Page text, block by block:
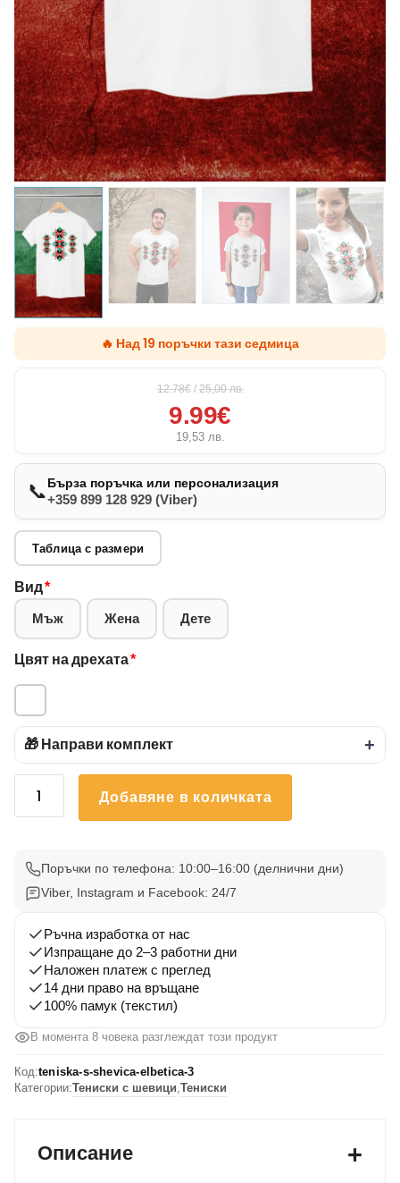
🔥 Над 19 поръчки тази седмица
12.78€ / 25,00лв.
9.99€
19,53 лв.
📞Бърза поръчка или персонализация
+359 899 128 929 (Viber)
Таблица с размери
Вид*
Мъж Жена Дете
Цвят на дрехата*
🎁 Направи комплект +
количество
шевица
"Елбетица
Добавяне в количката
Поръчки по телефона: 10:00–16:00 (делнични дни)
Viber, Instagram и Facebook: 24/7
Ръчна изработка от нас
Изпращане до 2–3 работни дни
Наложен платеж с преглед
14 дни право на връщане
100% памук (текстил)
В момента 8 човека разглеждат този продукт
Код:teniska-s-shevica-elbetica-3
Категории:Тениски с шевици,Тениски
Описание